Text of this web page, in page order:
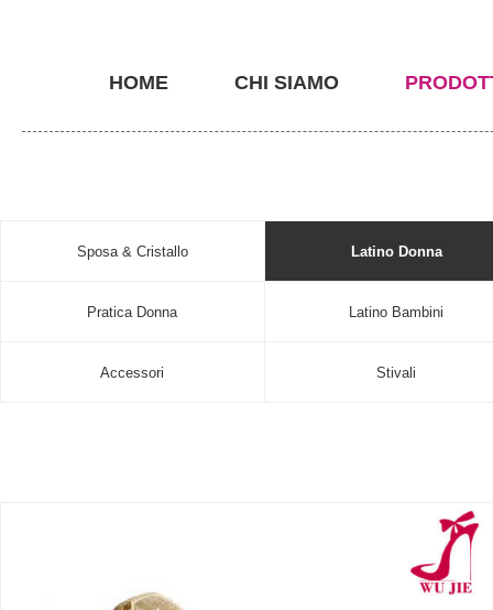
HOME CHI SIAMO
Sposa & Cristallo Latino Donna
Pratica Donna Latino Bambini
Accessori Stivali